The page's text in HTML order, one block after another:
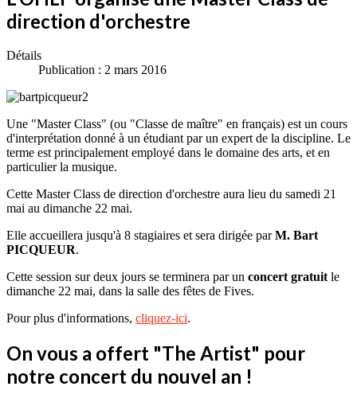
direction d'orchestre
Détails
Publication : 2 mars 2016
Une "Master Class" (ou "Classe de maître" en français) est un cours
d'interprétation donné à un étudiant par un expert de la discipline. Le
terme est principalement employé dans le domaine des arts, et en
particulier la musique.
Cette Master Class de direction d'orchestre aura lieu du samedi 21
mai au dimanche 22 mai.
Elle accueillera jusqu'à 8 stagiaires et sera dirigée parM. Bart
PICQUEUR.
Cette session sur deux jours se terminera par un concert gratuit le
dimanche 22 mai, dans la salle des fêtes de Fives.
Pour plus d'informations, cliquez-ici.
On vous a offert "The Artist" pour
notre concert du nouvel an !